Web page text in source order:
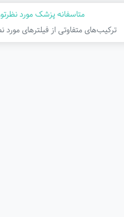
متاسفانه پزشک مورد
ترکیب‌های متفاوتی از فیلتر‌های مورد